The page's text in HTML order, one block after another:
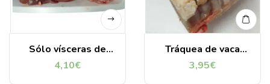
Sólo vísceras de
Vacuno (1 Kg).
Ternera asturiana
4,10€
Tráquea de vaca
rellena de tripa
verde de vaca
3,95€